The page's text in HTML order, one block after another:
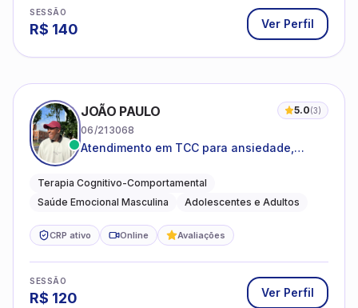
SESSÃO
R$ 140 Ver Perfil
JOÃO PAULO 5.0(3)
06/213068
Atendimento em TCC para ansiedade,
emocional
Terapia Cognitivo-Comportamental
Saúde Emocional Masculina
Adolescentes e Adultos
CRP ativo Online Avaliações
SESSÃO
R$ 120 Ver Perfil